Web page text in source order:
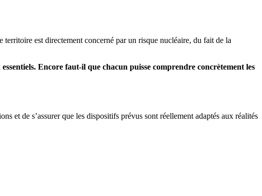
est directement concerné par un risque nucléaire, du fait de la
Encore faut-il que chacun puisse comprendre concrètement les
et de s’assurer que les dispositifs prévus sont réellement adaptés aux réalités